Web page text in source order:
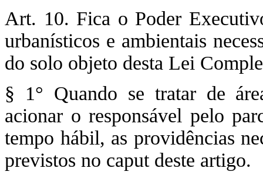
Art. 10. Fica o Poder
urbanísticos e ambientais
do solo objeto desta Lei
§ 1° Quando se tratar de
acionar o responsável pelo
tempo hábil, as providências
previstos no caput deste artigo.